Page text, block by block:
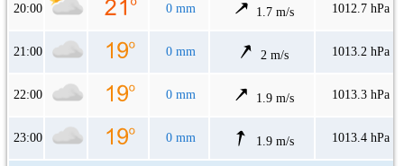
20:00 0 mm 1.7 m/s 1012.7 hPa
21:00 0 mm 2 m/s 1013.2 hPa
22:00 0 mm 1.9 m/s 1013.3 hPa
23:00 0 mm 1.9 m/s 1013.4 hPa